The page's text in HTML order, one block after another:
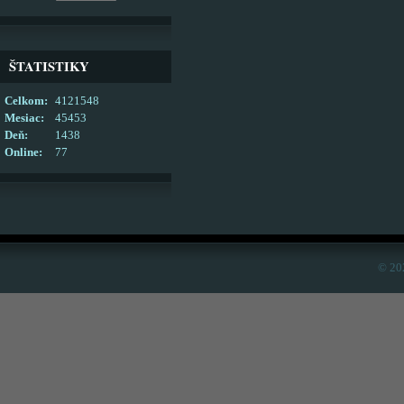
ŠTATISTIKY
Online: 77
Celkom:
4121548
Mesiac:
45453
Deň:
1438
©